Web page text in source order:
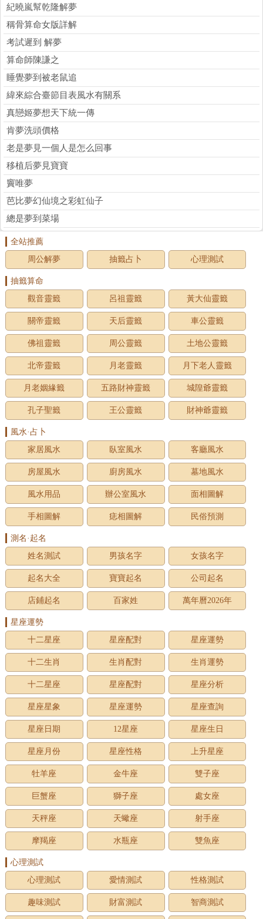
紀曉嵐幫乾隆解夢
稱骨算命女版詳解
考試遲到 解夢
算命師陳謙之
睡覺夢到被老鼠追
緯來綜合臺節目表風水有關系
真戀姬夢想天下統一傳
肯夢洗頭價格
老是夢見一個人是怎么回事
移植后夢見寶寶
竇唯夢
芭比夢幻仙境之彩虹仙子
總是夢到菜場
全站推薦
周公解夢
抽籤占卜 心理測試
抽籤算命
觀音靈籤
呂祖靈籤 黃大仙靈籤
關帝靈籤 天后靈籤 車公靈籤
佛祖靈籤 周公靈籤 土地公靈籤
北帝靈籤 月老靈籤 月下老人靈籤
月老姻緣籤 五路財神靈籤 城隍爺靈籤
孔子聖籤 王公靈籤 財神爺靈籤
風水·占卜
家居風水
臥室風水 客廳風水
房屋風水 廚房風水 墓地風水
風水用品 辦公室風水 面相圖解
手相圖解 痣相圖解 民俗預測
測名·起名
姓名測試
男孩名字 女孩名字
起名大全 寶寶起名 公司起名
店鋪起名 百家姓 萬年曆2026年
星座運勢
十二星座
星座配對 星座運勢
十二生肖 生肖配對 生肖運勢
十二星座 星座配對 星座分析
星座星象 星座運勢 星座查詢
星座日期 12星座 星座生日
星座月份 星座性格 上升星座
牡羊座 金牛座 雙子座
巨蟹座 獅子座 處女座
天秤座 天蠍座 射手座
摩羯座 水瓶座 雙魚座
心理測試
心理測試
愛情測試 性格測試
趣味測試 財富測試 智商測試